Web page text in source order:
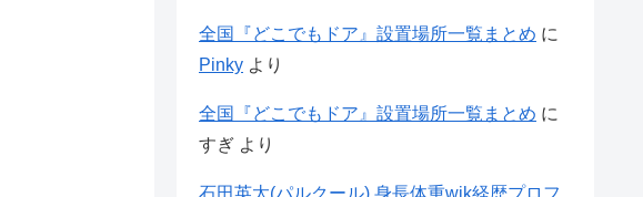
全国『どこでもドア』設置場所一覧まとめ に
Pinky より
全国『どこでもドア』設置場所一覧まとめ に
すぎ より
石田英太(パルクール) 身長体重wik経歴プロフ